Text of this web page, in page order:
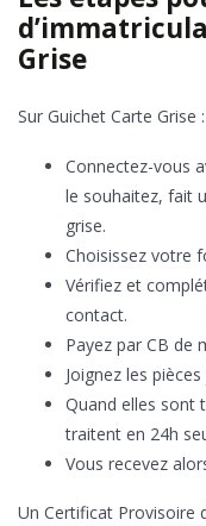
Grise
Sur Guichet Carte Grise :
Connectez-vous
le souhaitez, fait
grise.
Choisissez votre
Vérifiez et
contact.
Payez par CB de
Joignez les
Quand elles sont
traitent en 24h
Vous recevez
Un Certificat Provisoire